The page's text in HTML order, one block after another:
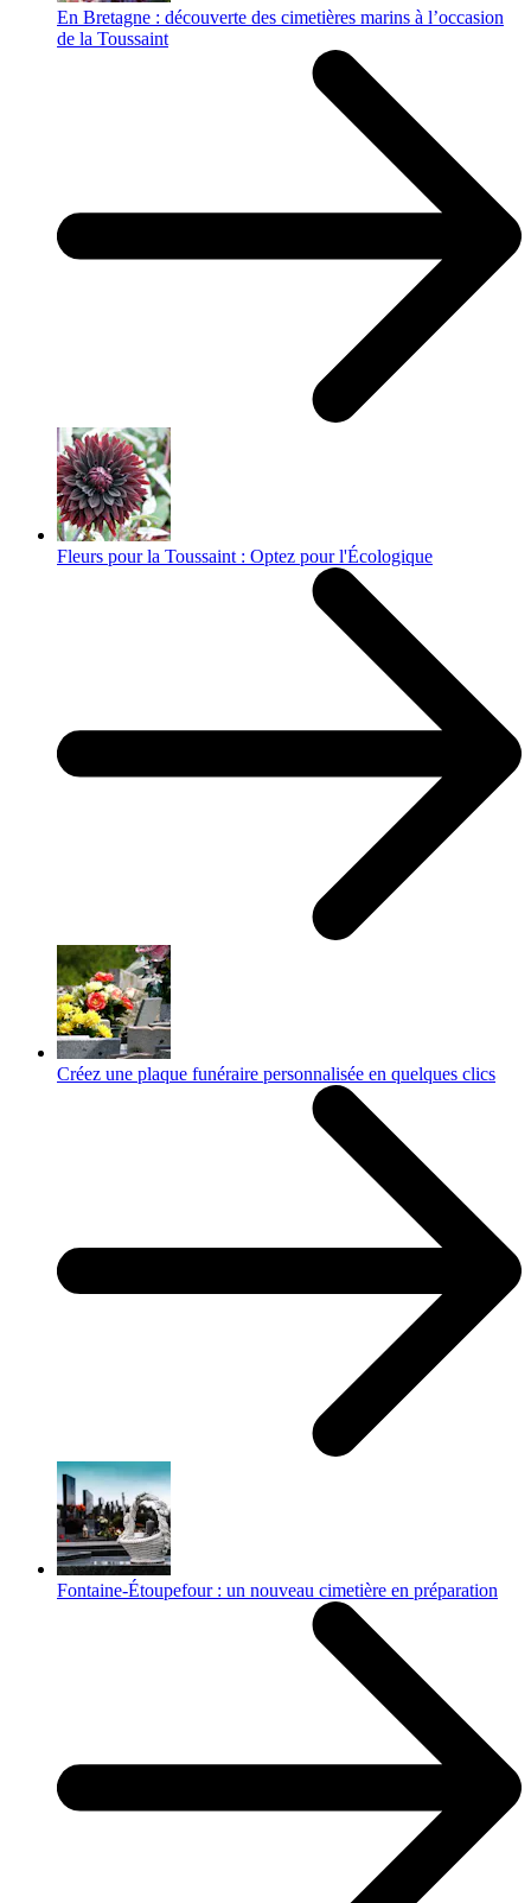
En Bretagne : découverte des cimetières marins à l’occasion
de la Toussaint
Fleurs pour la Toussaint : Optez pour l'Écologique
Créez une plaque funéraire personnalisée en quelques clics
Fontaine-Étoupefour : un nouveau cimetière en préparation